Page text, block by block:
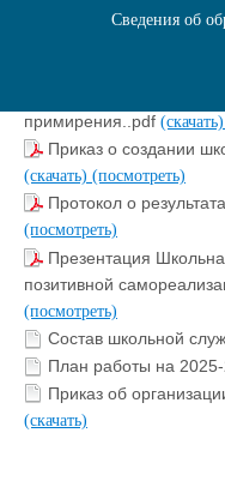
Должностная
примирения..pdf (скачать)
Приказ о создании
(скачать) (посмотреть)
Протокол о
(посмотреть)
Презентация
позитивной
(посмотреть)
Состав школьной
План работы на
Приказ об
(скачать)
Сведения об